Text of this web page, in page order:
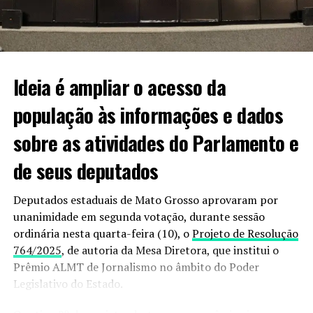
professora da cidade, não tem inimizades, então,
estamos achando tudo isso bem estranho. Estamos
mobilizados em busca de informações sobre o paradeiro
Informações podem ser passadas à polícia pelo 190
ou 187.
VEJA VIDEO DO MOMENTO;
Ideia é ampliar o acesso da
população às informações e dados
sobre as atividades do Parlamento e
de seus deputados
Deputados estaduais de Mato Grosso aprovaram por
unanimidade em segunda votação, durante sessão
ordinária nesta quarta-feira (10), oProjeto de Resolução
764/2025, de autoria da Mesa Diretora, que institui o
Prêmio ALMT de Jornalismo no âmbito do Poder
Legislativo do Estado.